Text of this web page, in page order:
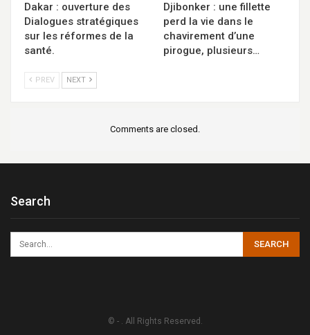
Dakar : ouverture des
Dialogues stratégiques
sur les réformes de la
santé.
Djibonker : une fillette
perd la vie dans le
chavirement d’une
pirogue, plusieurs…
PREV NEXT
Comments are closed.
Search
© - . All Rights Reserved.